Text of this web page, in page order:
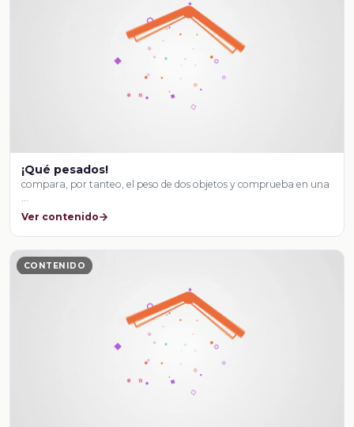
¡Qué pesados!
compara, por tanteo, el peso de dos objetos y comprueba en una
Ver contenido
CONTENIDO